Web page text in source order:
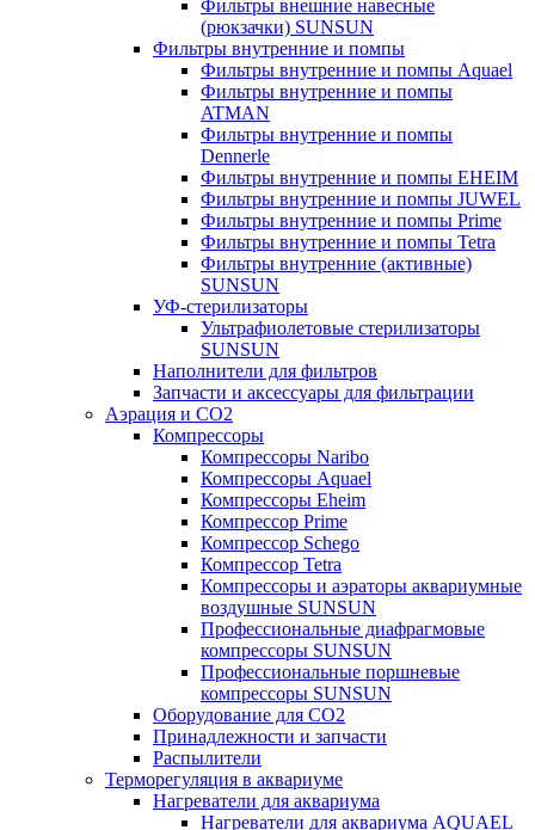
Фильтры внешние навесные
(рюкзачки) SUNSUN
Фильтры внутренние и помпы
Фильтры внутренние и помпы Aquael
Фильтры внутренние и помпы
ATMAN
Фильтры внутренние и помпы
Dennerle
Фильтры внутренние и помпы EHEIM
Фильтры внутренние и помпы JUWEL
Фильтры внутренние и помпы Prime
Фильтры внутренние и помпы Tetra
Фильтры внутренние (активные)
SUNSUN
УФ-стерилизаторы
Ультрафиолетовые стерилизаторы
SUNSUN
Наполнители для фильтров
Запчасти и аксессуары для фильтрации
Аэрация и CO2
Компрессоры
Компрессоры Naribo
Компрессоры Aquael
Компрессоры Eheim
Компрессор Prime
Компрессор Schego
Компрессор Tetra
Компрессоры и аэраторы аквариумные
воздушные SUNSUN
Профессиональные диафрагмовые
компрессоры SUNSUN
Профессиональные поршневые
компрессоры SUNSUN
Оборудование для CO2
Принадлежности и запчасти
Распылители
Терморегуляция в аквариуме
Нагреватели для аквариума
Нагреватели для аквариума AQUAEL